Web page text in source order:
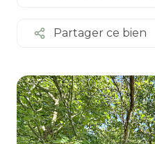
NOS
ESTIMATION
Partager ce bien